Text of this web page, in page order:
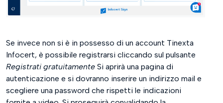
Se invece non si è in possesso di un account Tinexta
Infocert, è possibile registrarsi cliccando sul pulsante
Registrati gratuitamente Si aprirà una pagina di
autenticazione e si dovranno inserire un indirizzo mail e
scegliere una password che rispetti le indicazioni